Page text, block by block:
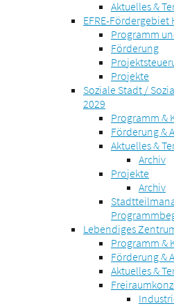
Aktuelles &
EFRE-Fördergebiet
Programm
Förderung
Projekte
Soziale Stadt /
2029
Programm &
Förderung &
Aktuelles &
Archiv
Projekte
Archiv
Lebendiges
Programm &
Förderung &
Aktuelles &